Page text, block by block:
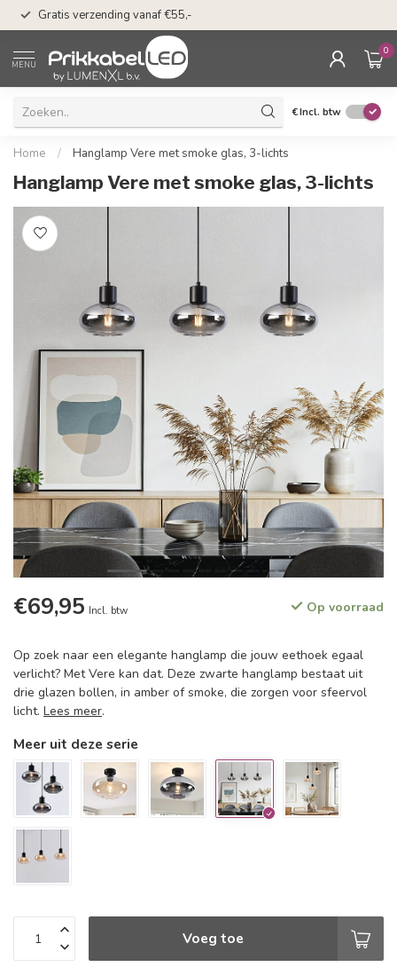
Gratis verzending vanaf €55,-
MENU
0
€Incl. btw
Home / Hanglamp Vere met smoke glas, 3-lichts
Hanglamp Vere met smoke glas, 3-lichts
€69,95 Incl. btw Op voorraad
Op zoek naar een elegante hanglamp die jouw eethoek egaal
verlicht? Met Vere kan dat. Deze zwarte hanglamp bestaat uit
drie glazen bollen, in amber of smoke, die zorgen voor sfeervol
licht. Lees meer.
Meer uit deze serie
Voeg toe